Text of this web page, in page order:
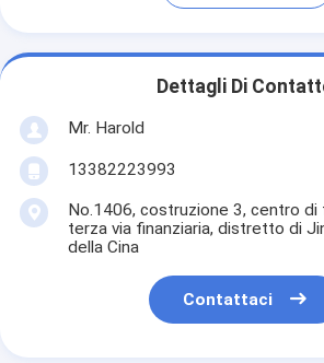
Dettagli Di
Mr. Harold
13382223993
No.1406, costruzione 3, centro di
terza via finanziaria, distretto di
della Cina
Contattaci